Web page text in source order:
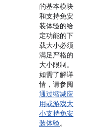
的基本模块
和支持免安
装体验的给
定功能的下
载大小必须
满足严格的
大小限制。
如需了解详
情，请参阅
通过缩减应
用或游戏大
小支持免安
装体验。